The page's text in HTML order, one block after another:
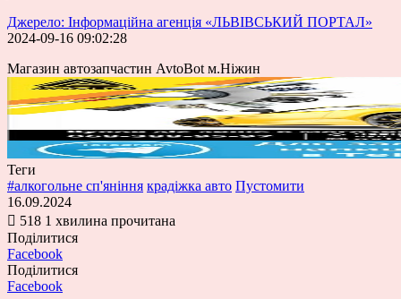
Джерело: Інформаційна агенція «ЛЬВІВСЬКИЙ ПОРТАЛ»
2024-09-16 09:02:28
Магазин автозапчастин AvtoBot м.Ніжин
Теги
#алкогольне сп'яніння крадіжка авто Пустомити
16.09.2024
518 1 хвилина прочитана
Поділитися
Facebook
Поділитися
Facebook